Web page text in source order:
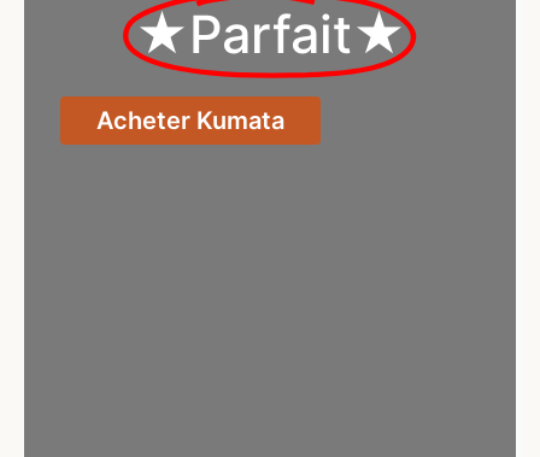
★Parfait★
Acheter Kumata